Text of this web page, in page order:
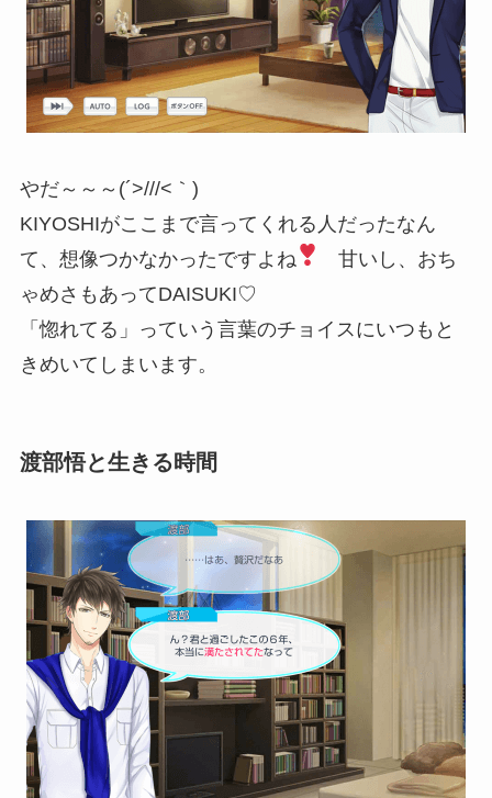
やだ～～～(´>///<｀)
KIYOSHIがここまで言ってくれる人だったなん
て、想像つかなかったですよね
甘いし、おち
ゃめさもあってDAISUKI♡
「惚れてる」っていう言葉のチョイスにいつもと
きめいてしまいます。
渡部悟と生きる時間